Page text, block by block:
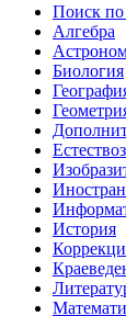
Поиск по
Алгебра
Биология
История